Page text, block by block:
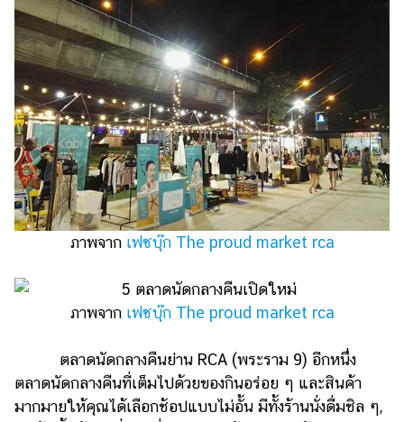
ภาพจาก เฟซบุ๊ก The proud market rca
ภาพจาก เฟซบุ๊ก The proud market rca
ตลาดนัดกลางคืนย่าน RCA (พระราม 9) อีกหนึ่ง
ตลาดนัดกลางคืนที่เต็มไปด้วยของกินอร่อย ๆ และสินค้า
มากมายให้คุณได้เลือกช้อปแบบไม่อั้น มีทั้งร้านนั่งดื่มชิล ๆ,